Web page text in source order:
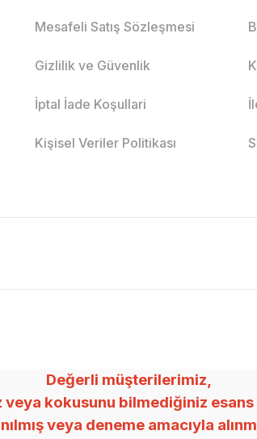
Mesafeli Satış Sözleşmesi
Gizlilik ve Güvenlik
İptal İade Koşullari
Kişisel Veriler Politikası
Değerli müşterilerimiz,
kokusunu bilmediğiniz
veya deneme amacıyla